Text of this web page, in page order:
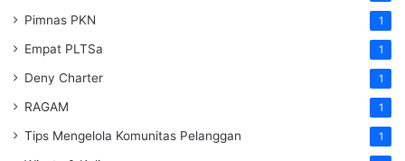
Pimnas PKN 1
Empat PLTSa 1
Deny Charter 1
RAGAM 1
Tips Mengelola Komunitas Pelanggan 1